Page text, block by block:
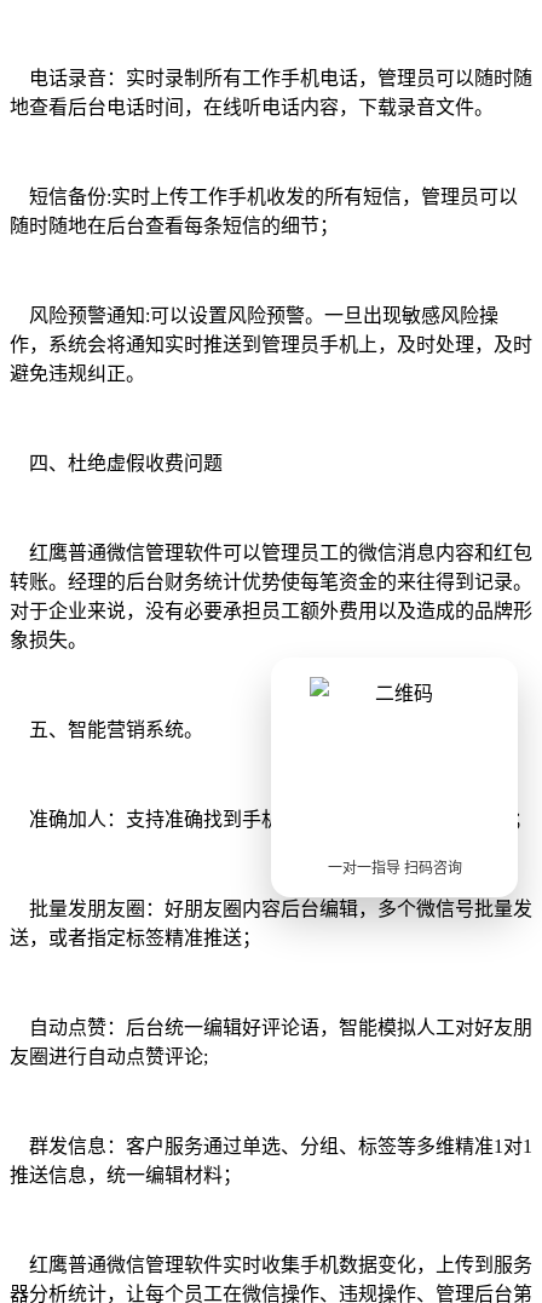
一对一指导 扫码咨询
电话录音：实时录制所有工作手机电话，管理员可以随时随
地查看后台电话时间，在线听电话内容，下载录音文件。
短信备份:实时上传工作手机收发的所有短信，管理员可以
随时随地在后台查看每条短信的细节；
风险预警通知:可以设置风险预警。一旦出现敏感风险操
作，系统会将通知实时推送到管理员手机上，及时处理，及时
避免违规纠正。
四、杜绝虚假收费问题
红鹰普通微信管理软件可以管理员工的微信消息内容和红包
转账。经理的后台财务统计优势使每笔资金的来往得到记录。
对于企业来说，没有必要承担员工额外费用以及造成的品牌形
象损失。
五、智能营销系统。
准确加人：支持准确找到手机号，直接添加好友为微信号；
批量发朋友圈：好朋友圈内容后台编辑，多个微信号批量发
送，或者指定标签精准推送；
自动点赞：后台统一编辑好评论语，智能模拟人工对好友朋
友圈进行自动点赞评论;
群发信息：客户服务通过单选、分组、标签等多维精准1对1
推送信息，统一编辑材料；
红鹰普通微信管理软件实时收集手机数据变化，上传到服务
器分析统计，让每个员工在微信操作、违规操作、管理后台第